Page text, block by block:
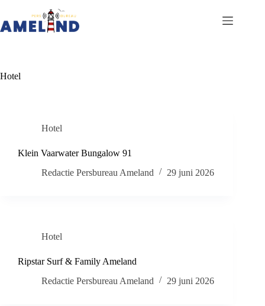
de
Hotel
Hotel
Klein Vaarwater Bungalow 91
Redactie Persbureau Ameland
29 juni 2026
Hotel
Ripstar Surf & Family Ameland
Redactie Persbureau Ameland
29 juni 2026